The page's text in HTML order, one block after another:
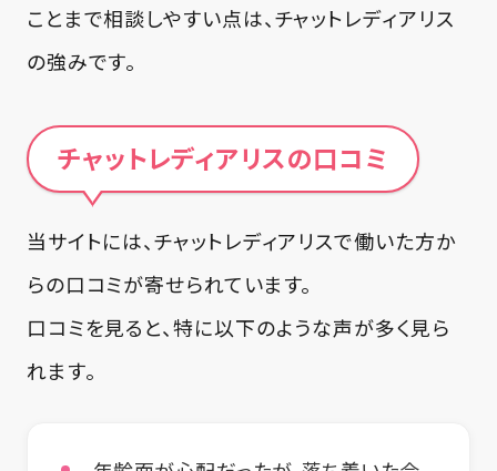
ことまで相談しやすい点は、チャットレディアリス
の強みです。
チャットレディアリスの口コミ
当サイトには、チャットレディアリスで働いた方か
らの口コミが寄せられています。
口コミを見ると、特に以下のような声が多く見ら
れます。